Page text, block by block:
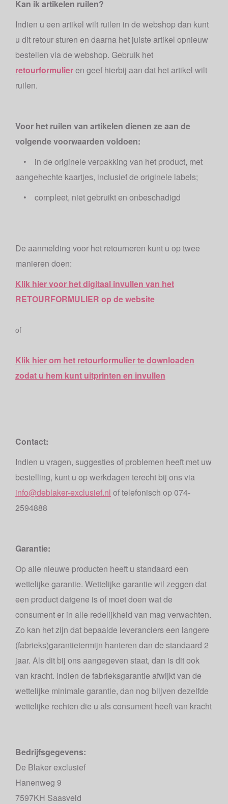
Kan ik artikelen ruilen?
Indien u een artikel wilt ruilen in de webshop dan kunt
u dit retour sturen en daarna het juiste artikel opnieuw
bestellen via de webshop. Gebruik het
retourformulieren geef hierbij aan dat het artikel wilt
ruilen.
Voor het ruilen van artikelen dienen ze aan de
volgende voorwaarden voldoen:
• in de originele verpakking van het product, met
aangehechte kaartjes, inclusief de originele labels;
• compleet, niet gebruikt en onbeschadigd
De aanmelding voor het retourneren kunt u op twee
manieren doen:
Klik hier voor het digitaal invullen van het
RETOURFORMULIER op de website
of
Klik hier om het retourformulier te downloaden
zodat u hem kunt uitprinten en invullen
Contact:
Indien u vragen, suggesties of problemen heeft met uw
bestelling, kunt u op werkdagen terecht bij ons via
info@deblaker-exclusief.nl of telefonisch op 074-
2594888
Garantie:
Op alle nieuwe producten heeft u standaard een
wettelijke garantie. Wettelijke garantie wil zeggen dat
een product datgene is of moet doen wat de
consument er in alle redelijkheid van mag verwachten.
Zo kan het zijn dat bepaalde leveranciers een langere
(fabrieks)garantietermijn hanteren dan de standaard 2
jaar. Als dit bij ons aangegeven staat, dan is dit ook
van kracht. Indien de fabrieksgarantie afwijkt van de
wettelijke minimale garantie, dan nog blijven dezelfde
wettelijke rechten die u als consument heeft van kracht
Bedrijfsgegevens:
De Blaker exclusief
Hanenweg 9
7597KH Saasveld